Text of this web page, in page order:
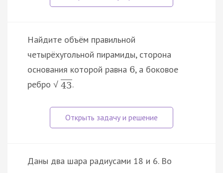
Найдите объём правильной
четырёхугольной пирамиды, сторона
основания которой равна 6, а боковое
ребро √ 43.
Даны два шара радиусами 18 и 6. Во